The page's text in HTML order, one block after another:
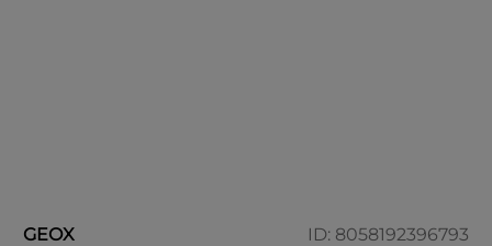
GEOX ID: 8058192396793